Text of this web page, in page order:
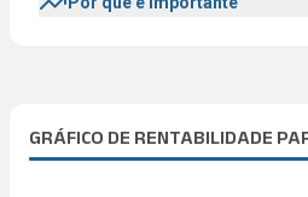
GRÁFICO DE RENTABILIDADE